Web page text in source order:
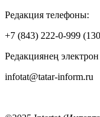
Редакция телефоны:
+7 (843) 222-0-999
Редакциянең
infotat@tatar-inform.ru